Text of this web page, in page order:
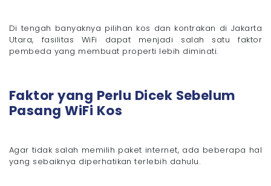
Di tengah banyaknya pilihan kos dan kontrakan di Jakarta
Utara, fasilitas WiFi dapat menjadi salah satu faktor
pembeda yang membuat properti lebih diminati.
Faktor yang Perlu Dicek Sebelum
Pasang WiFi Kos
Agar tidak salah memilih paket internet, ada beberapa hal
yang sebaiknya diperhatikan terlebih dahulu.